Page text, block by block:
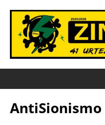
AntiSionismo